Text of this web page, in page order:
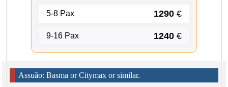
5-8 Pax 1290 €
9-16 Pax 1240 €
Assuão: Basma or Citymax or similar.